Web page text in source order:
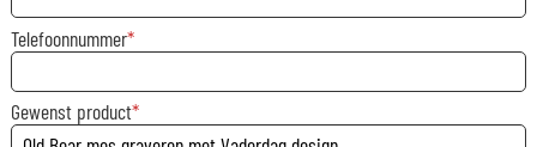
Telefoonnummer
Gewenst product